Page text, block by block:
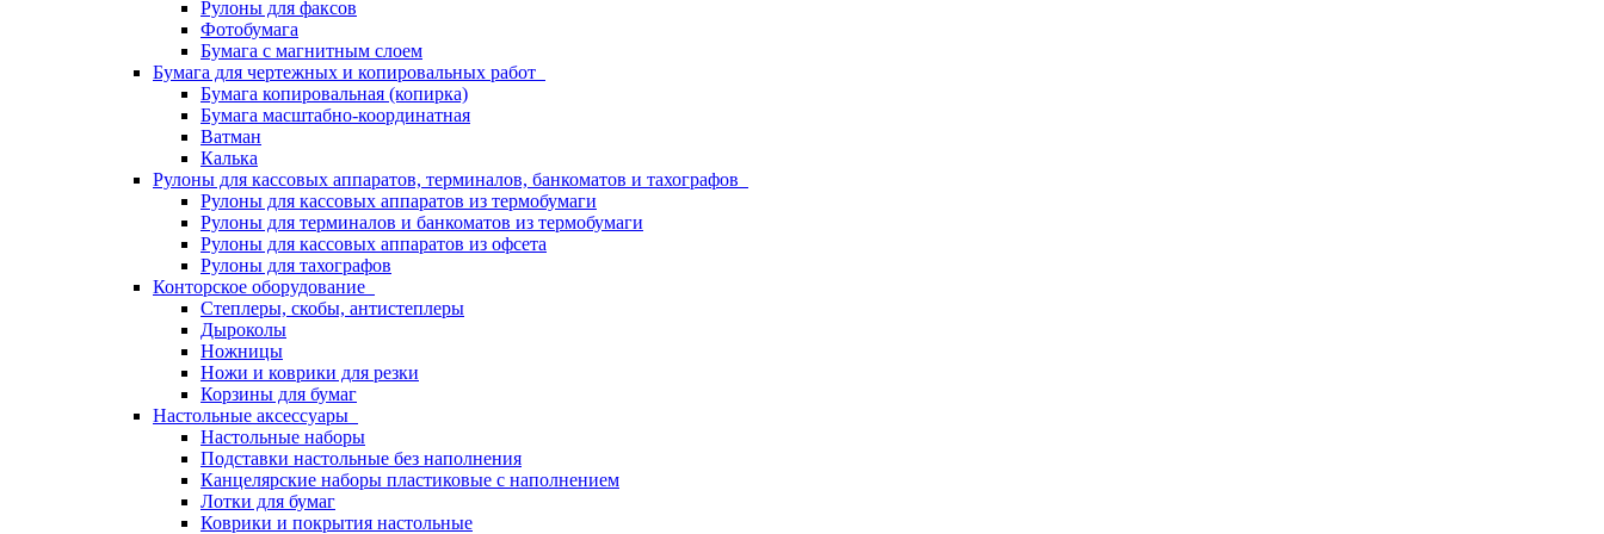
Рулоны для факсов
Фотобумага
Бумага с магнитным слоем
Бумага для чертежных и копировальных работ
Бумага копировальная (копирка)
Бумага масштабно-координатная
Ватман
Калька
Рулоны для кассовых аппаратов, терминалов, банкоматов и тахографов
Рулоны для кассовых аппаратов из термобумаги
Рулоны для терминалов и банкоматов из термобумаги
Рулоны для кассовых аппаратов из офсета
Рулоны для тахографов
Конторское оборудование
Степлеры, скобы, антистеплеры
Дыроколы
Ножницы
Ножи и коврики для резки
Корзины для бумаг
Настольные аксессуары
Настольные наборы
Подставки настольные без наполнения
Канцелярские наборы пластиковые с наполнением
Лотки для бумаг
Коврики и покрытия настольные